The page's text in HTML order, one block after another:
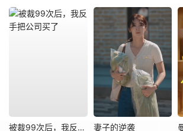
被裁99次后，我反手把公司买了 妻子的逆袭